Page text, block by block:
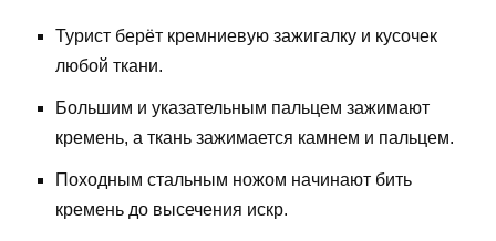
Турист берёт кремниевую зажигалку и кусочек
любой ткани.
Большим и указательным пальцем зажимают
кремень, а ткань зажимается камнем и пальцем.
Походным стальным ножом начинают бить
кремень до высечения искр.